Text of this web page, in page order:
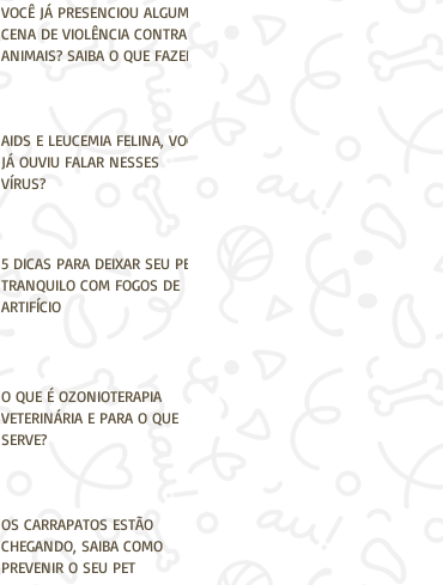
VOCÊ JÁ PRESENCIOU ALGUMA
CENA DE VIOLÊNCIA CONTRA
ANIMAIS? SAIBA O QUE FAZER
AIDS E LEUCEMIA FELINA, VOCÊ
JÁ OUVIU FALAR NESSES
VÍRUS?
5 DICAS PARA DEIXAR SEU PET
TRANQUILO COM FOGOS DE
ARTIFÍCIO
O QUE É OZONIOTERAPIA
VETERINÁRIA E PARA O QUE
SERVE?
OS CARRAPATOS ESTÃO
CHEGANDO, SAIBA COMO
PREVENIR O SEU PET